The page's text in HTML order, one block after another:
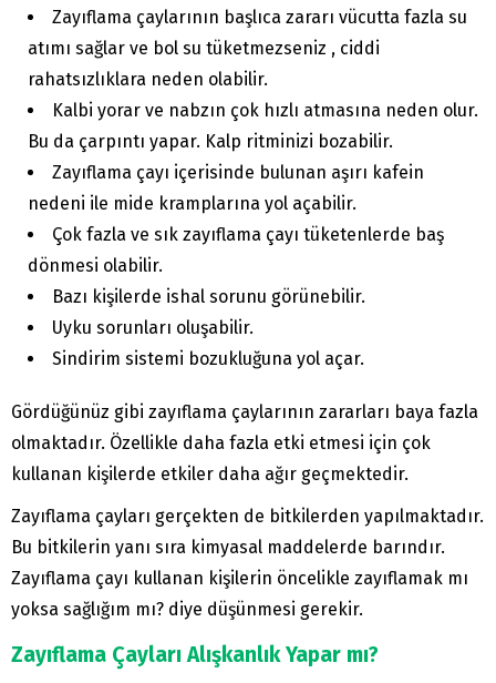
Zayıflama çaylarının başlıca zararı vücutta fazla su
atımı sağlar ve bol su tüketmezseniz , ciddi
rahatsızlıklara neden olabilir.
Kalbi yorar ve nabzın çok hızlı atmasına neden olur.
Bu da çarpıntı yapar. Kalp ritminizi bozabilir.
Zayıflama çayı içerisinde bulunan aşırı kafein
nedeni ile mide kramplarına yol açabilir.
Çok fazla ve sık zayıflama çayı tüketenlerde baş
dönmesi olabilir.
Bazı kişilerde ishal sorunu görünebilir.
Uyku sorunları oluşabilir.
Sindirim sistemi bozukluğuna yol açar.
Gördüğünüz gibi zayıflama çaylarının zararları baya fazla
olmaktadır. Özellikle daha fazla etki etmesi için çok
kullanan kişilerde etkiler daha ağır geçmektedir.
Zayıflama çayları gerçekten de bitkilerden yapılmaktadır.
Bu bitkilerin yanı sıra kimyasal maddelerde barındır.
Zayıflama çayı kullanan kişilerin öncelikle zayıflamak mı
yoksa sağlığım mı? diye düşünmesi gerekir.
Zayıflama Çayları Alışkanlık Yapar mı?